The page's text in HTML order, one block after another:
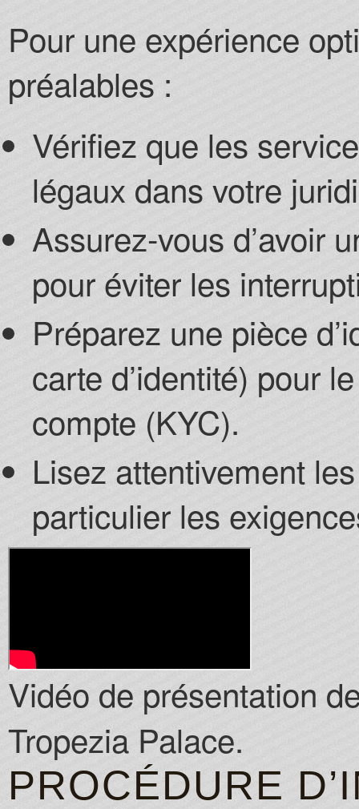
Pour une expérience
préalables :
Vérifiez que les
légaux dans votre
Assurez-vous d’avoir
pour éviter les
Préparez une pièce
carte d’identité) pour
compte (KYC).
Lisez attentivement
particulier les
Vidéo de présentation
Tropezia Palace.
PROCÉDURE